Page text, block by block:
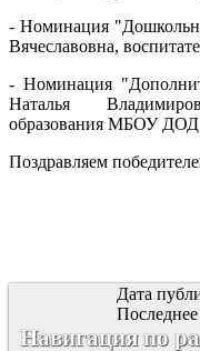
- Номинация
Вячеславовна,
- Номинация
Наталья
образования МБОУ
Поздравляем
Дата
Навигация по